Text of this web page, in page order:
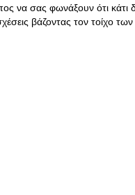
να σας φωνάξουν ότι κάτι
βάζοντας τον τοίχο